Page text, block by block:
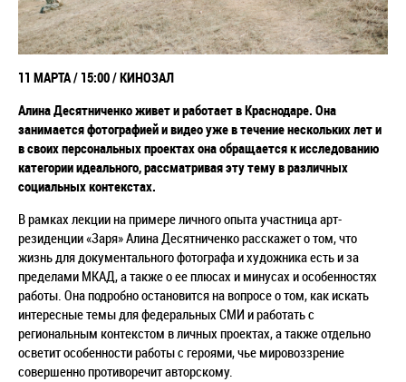
11 МАРТА / 15:00 / КИНОЗАЛ
Алина Десятниченко живет и работает в Краснодаре. Она
занимается фотографией и видео уже в течение нескольких лет и
в своих персональных проектах она обращается к исследованию
категории идеального, рассматривая эту тему в различных
социальных контекстах.
В рамках лекции на примере личного опыта участница арт-
резиденции «Заря» Алина Десятниченко расскажет о том, что
жизнь для документального фотографа и художника есть и за
пределами МКАД, а также о ее плюсах и минусах и особенностях
работы. Она подробно остановится на вопросе о том, как искать
интересные темы для федеральных СМИ и работать с
региональным контекстом в личных проектах, а также отдельно
осветит особенности работы с героями, чье мировоззрение
совершенно противоречит авторскому.